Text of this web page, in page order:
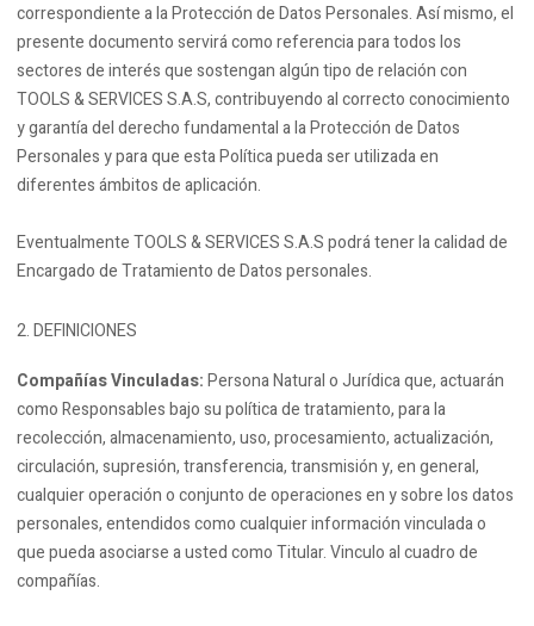
correspondiente a la Protección de Datos Personales. Así mismo, el
presente documento servirá como referencia para todos los
sectores de interés que sostengan algún tipo de relación con
TOOLS & SERVICES S.A.S, contribuyendo al correcto conocimiento
y garantía del derecho fundamental a la Protección de Datos
Personales y para que esta Política pueda ser utilizada en
diferentes ámbitos de aplicación.
Eventualmente TOOLS & SERVICES S.A.S podrá tener la calidad de
Encargado de Tratamiento de Datos personales.
DEFINICIONES
Compañías Vinculadas:Persona Natural o Jurídica que, actuarán
como Responsables bajo su política de tratamiento, para la
recolección, almacenamiento, uso, procesamiento, actualización,
circulación, supresión, transferencia, transmisión y, en general,
cualquier operación o conjunto de operaciones en y sobre los datos
personales, entendidos como cualquier información vinculada o
que pueda asociarse a usted como Titular. Vinculo al cuadro de
compañías.